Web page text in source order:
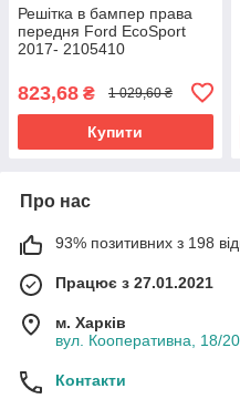
Решітка в бампер права
передня Ford EcoSport
2017- 2105410
823,68 ₴ 1 029,60 ₴
Купити
Про нас
93% позитивних з 198
Працює з 27.01.2021
м. Харків
вул. Кооперативна, 18/
Контакти